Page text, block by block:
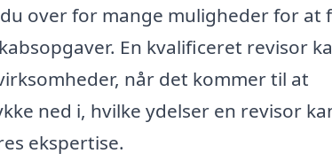
over for mange muligheder for at
En kvalificeret revisor
når det kommer til at
ned i, hvilke ydelser en revisor
ekspertise.